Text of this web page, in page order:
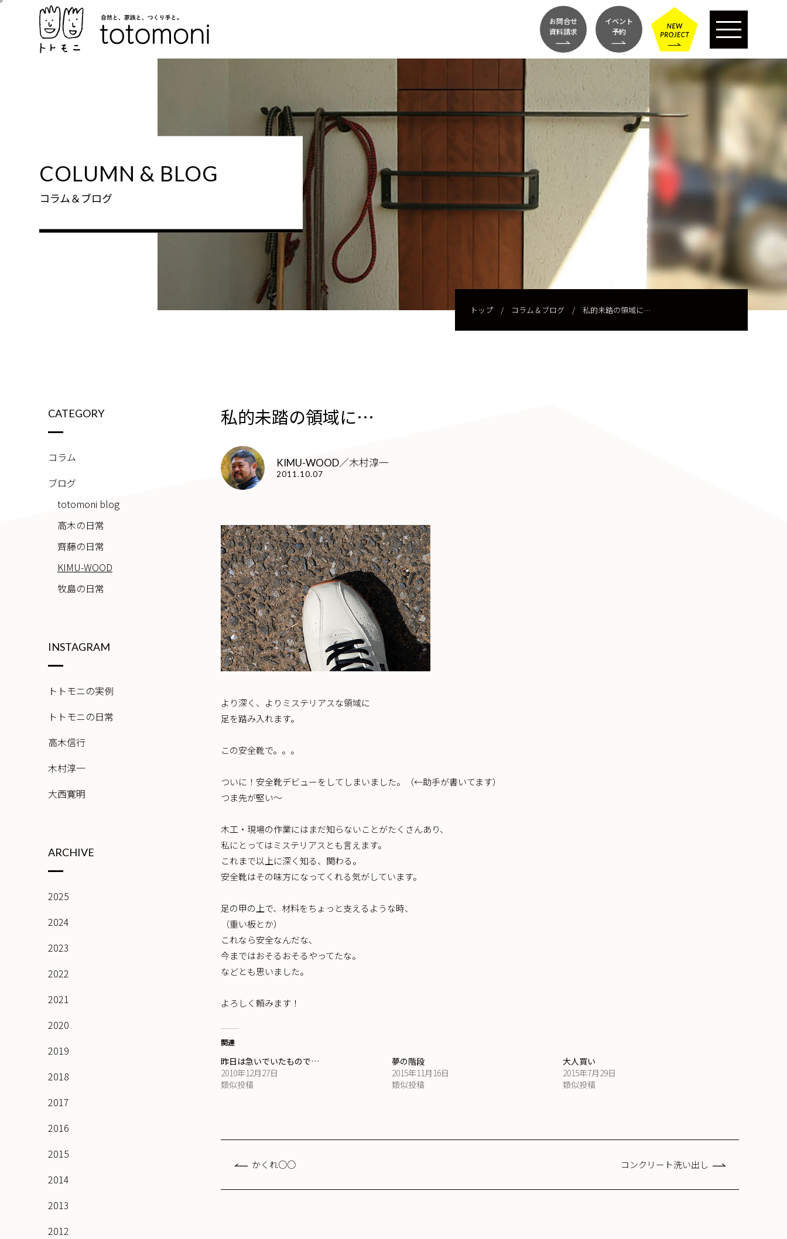
お問合せ
資料請求
イベント
予約
COLUMN & BLOG
コラム＆ブログ
トップ/ コラム＆ブログ / 私的未踏の領域に…
私的未踏の領域に…
KIMU-WOOD／木村淳一
2011.10.07
より深く、よりミステリアスな領域に
足を踏み入れます。
この安全靴で。。。
ついに！安全靴デビューをしてしまいました。（←助手が書いてます）
つま先が堅い〜
木工・現場の作業にはまだ知らないことがたくさんあり、
私にとってはミステリアスとも言えます。
これまで以上に深く知る、関わる。
安全靴はその味方になってくれる気がしています。
足の甲の上で、材料をちょっと支えるような時、
（重い板とか）
これなら安全なんだな、
今まではおそるおそるやってたな。
などとも思いました。
よろしく頼みます！
関連
昨日は急いでいたもので…
2010年12月27日
類似投稿
夢の階段
2015年11月16日
類似投稿
大人買い
2015年7月29日
類似投稿
かくれ○○ コンクリート洗い出し
CATEGORY
コラム
ブログ
totomoni blog
高木の日常
齊藤の日常
KIMU-WOOD
牧島の日常
INSTAGRAM
トトモニの実例
トトモニの日常
高木信行
木村淳一
大西寛明
ARCHIVE
2025
2024
2023
2022
2021
2020
2019
2018
2017
2016
2015
2014
2013
2012